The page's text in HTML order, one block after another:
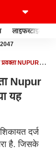
लाइफस्टाइल
2047
NUPUR
Nupur
यह
दर्ज
है. जिसके